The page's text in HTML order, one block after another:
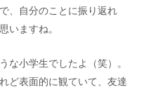
、自分のことに振り返れ
いますね。
な小学生でしたよ（笑）。
ど表面的に観ていて、友達